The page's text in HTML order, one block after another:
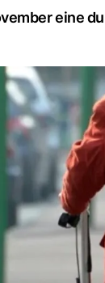
eine